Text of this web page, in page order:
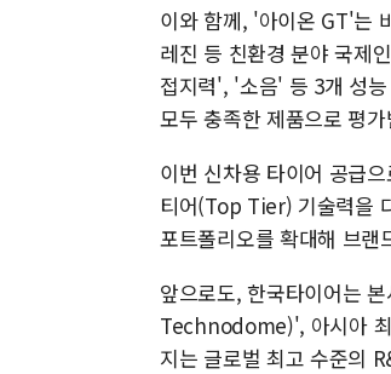
이와 함께, '아이온 GT'는
레진 등 친환경 분야 국제
접지력', '소음' 등 3개 성
모두 충족한 제품으로 평
이번 신차용 타이어 공급
티어(Top Tier) 기술력을
포트폴리오를 확대해 브랜
앞으로도, 한국타이어는
Technodome)', 아시아
지는 글로벌 최고 수준의